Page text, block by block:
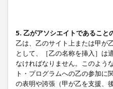
5. 乙がアソシエイトであること
乙は、乙のサイト上または甲が
として、［乙の名称を挿入］は
なければなりません。このよう
ト・プログラムへの乙の参加に
の表明や誇張（甲が乙を支援、